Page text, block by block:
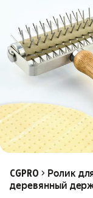
CGPRO
Ролик
деревянный